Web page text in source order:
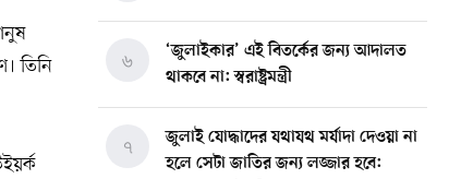
তিনি
‘জুলাইকার’ এই বিতর্কের জন্য আদালত
থাকবে না: স্বরাষ্ট্রমন্ত্রী
৬
জুলাই যোদ্ধাদের যথাযথ মর্যাদা দেওয়া না
হলে সেটা জাতির জন্য লজ্জার হবে:
৭